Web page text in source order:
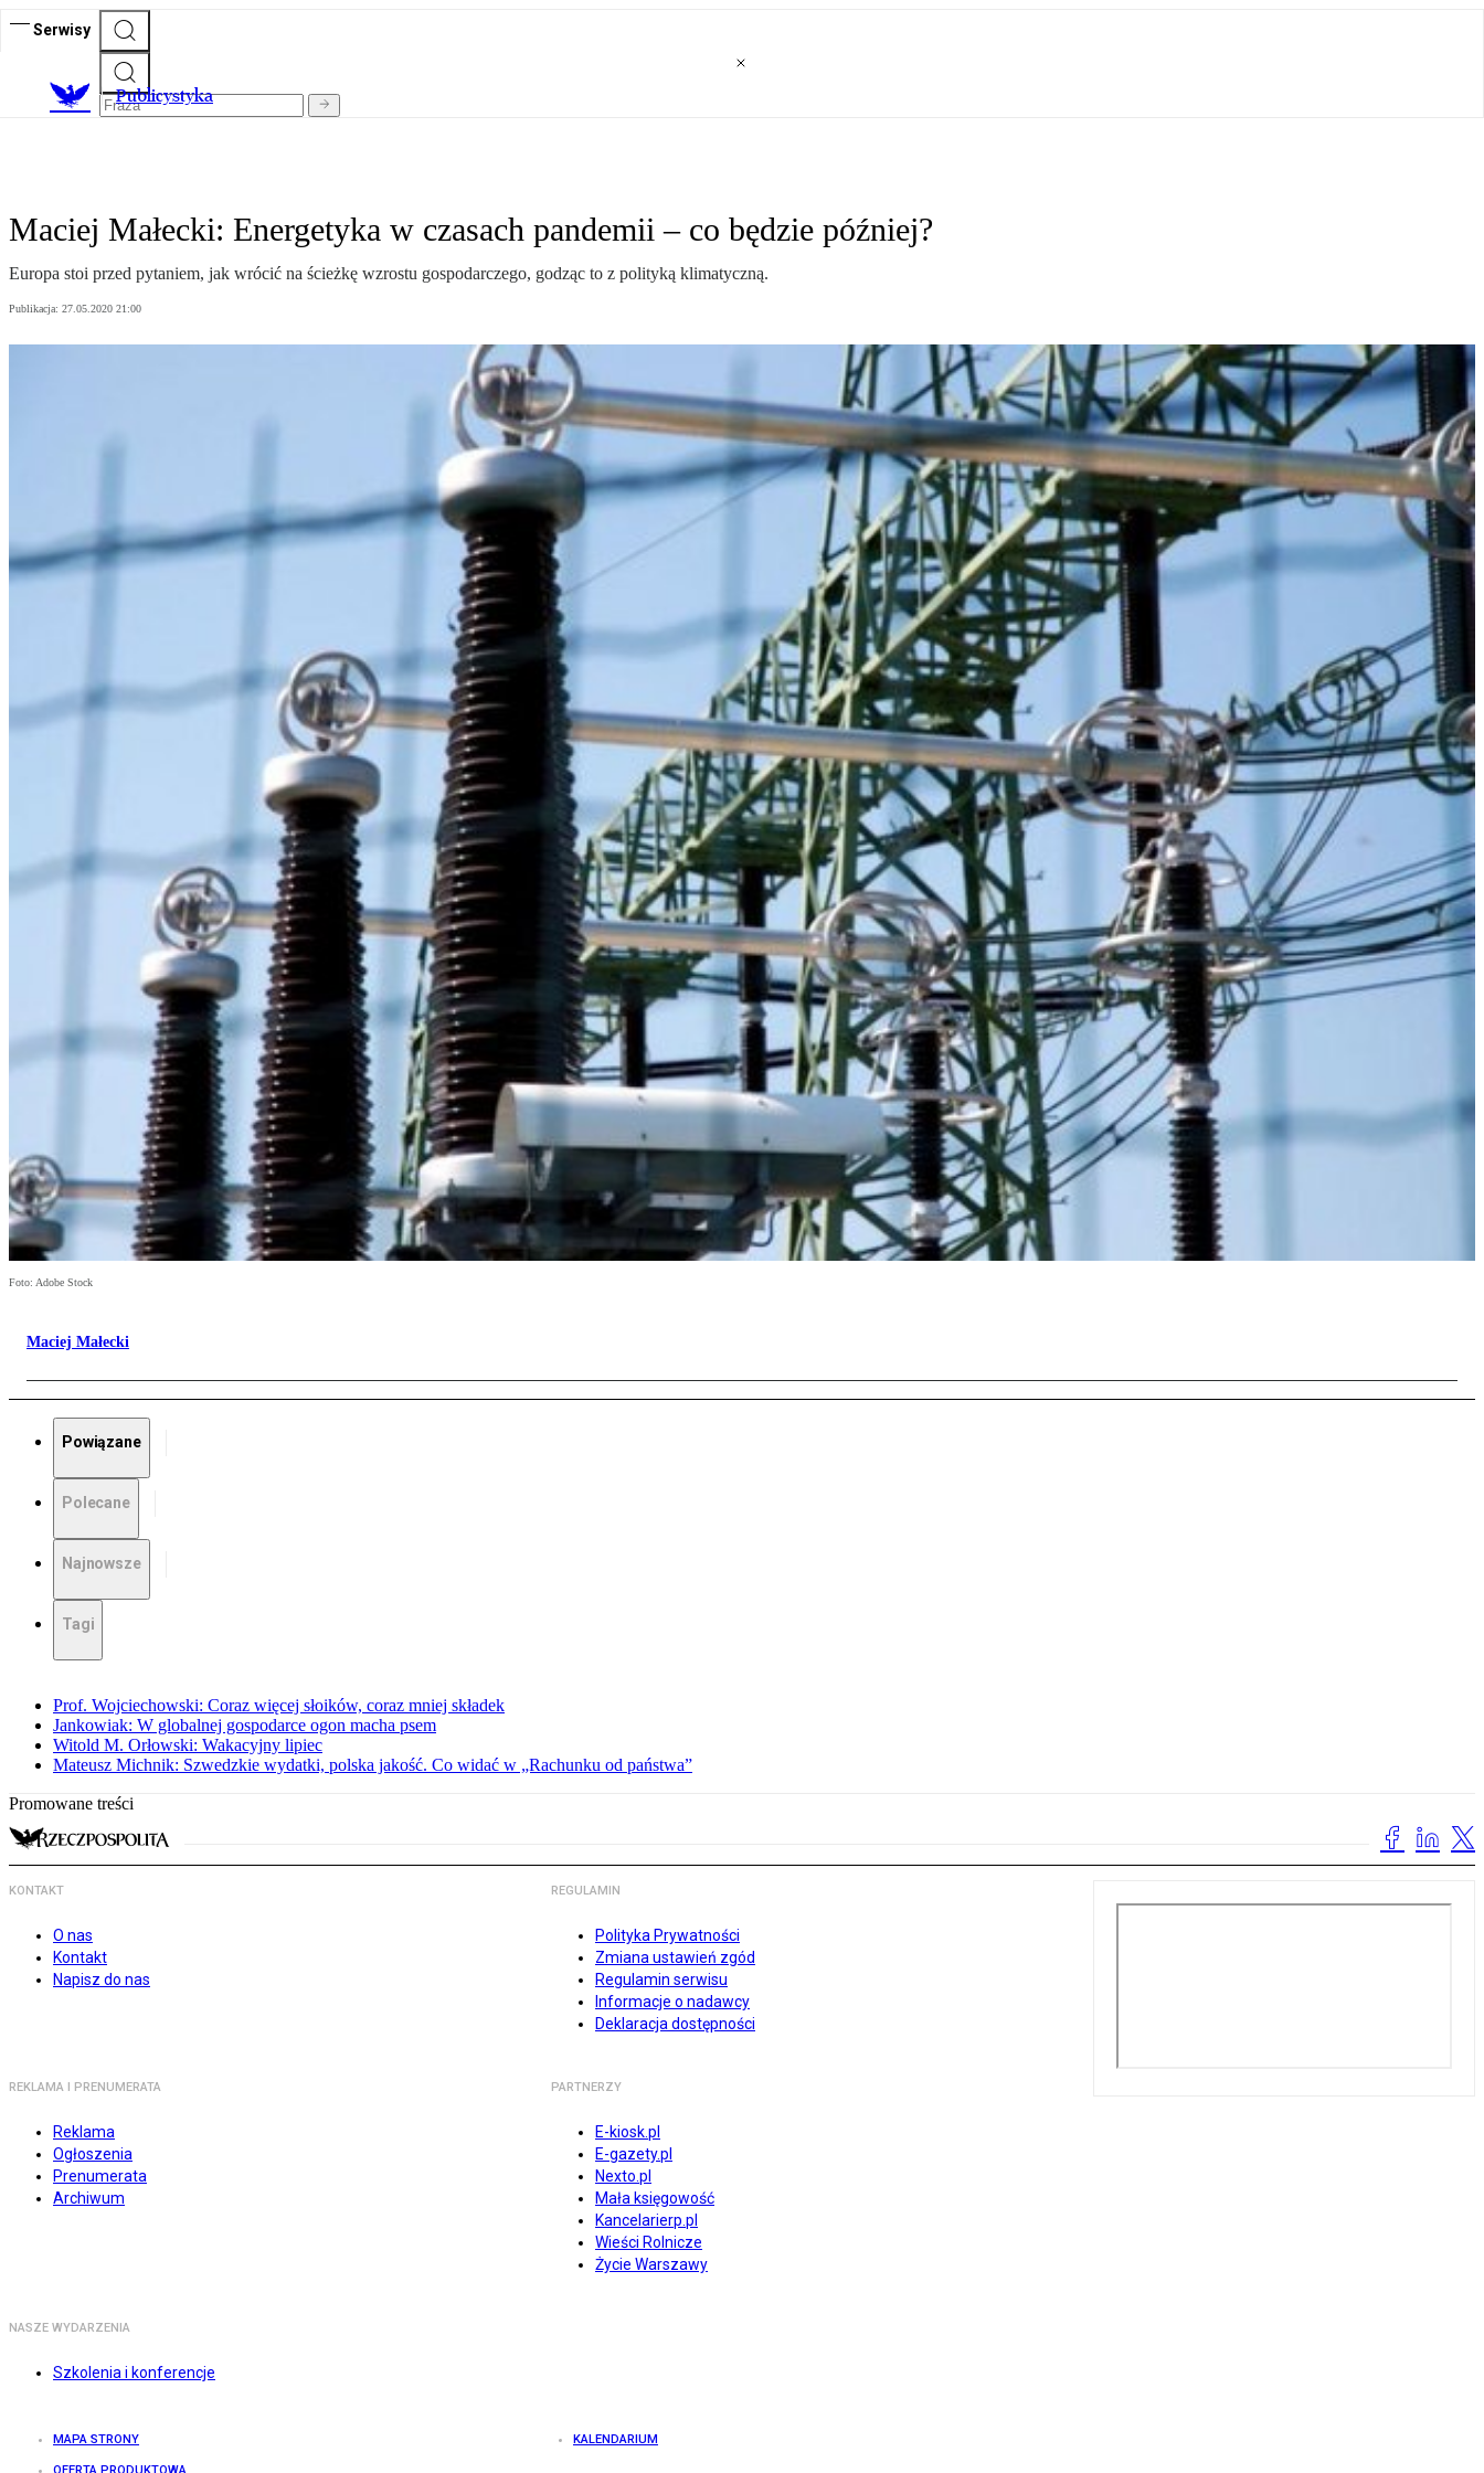
Serwisy
Publicystyka
Maciej Małecki: Energetyka w czasach pandemii – co będzie później?
Europa stoi przed pytaniem, jak wrócić na ścieżkę wzrostu gospodarczego, godząc to z polityką klimatyczną.
Publikacja: 27.05.2020 21:00
Foto: Adobe Stock
Maciej Małecki
Powiązane
Polecane
Najnowsze
Tagi
Prof. Wojciechowski: Coraz więcej słoików, coraz mniej składek
Jankowiak: W globalnej gospodarce ogon macha psem
Witold M. Orłowski: Wakacyjny lipiec
Mateusz Michnik: Szwedzkie wydatki, polska jakość. Co widać w „Rachunku od państwa”
Promowane treści
KONTAKT
O nas
Kontakt
Napisz do nas
REGULAMIN
Polityka Prywatności
Zmiana ustawień zgód
Regulamin serwisu
Informacje o nadawcy
Deklaracja dostępności
REKLAMA I PRENUMERATA
Reklama
Ogłoszenia
Prenumerata
Archiwum
PARTNERZY
E-kiosk.pl
E-gazety.pl
Nexto.pl
Mała księgowość
Kancelarierp.pl
Wieści Rolnicze
Życie Warszawy
NASZE WYDARZENIA
Szkolenia i konferencje
MAPA STRONY KALENDARIUM